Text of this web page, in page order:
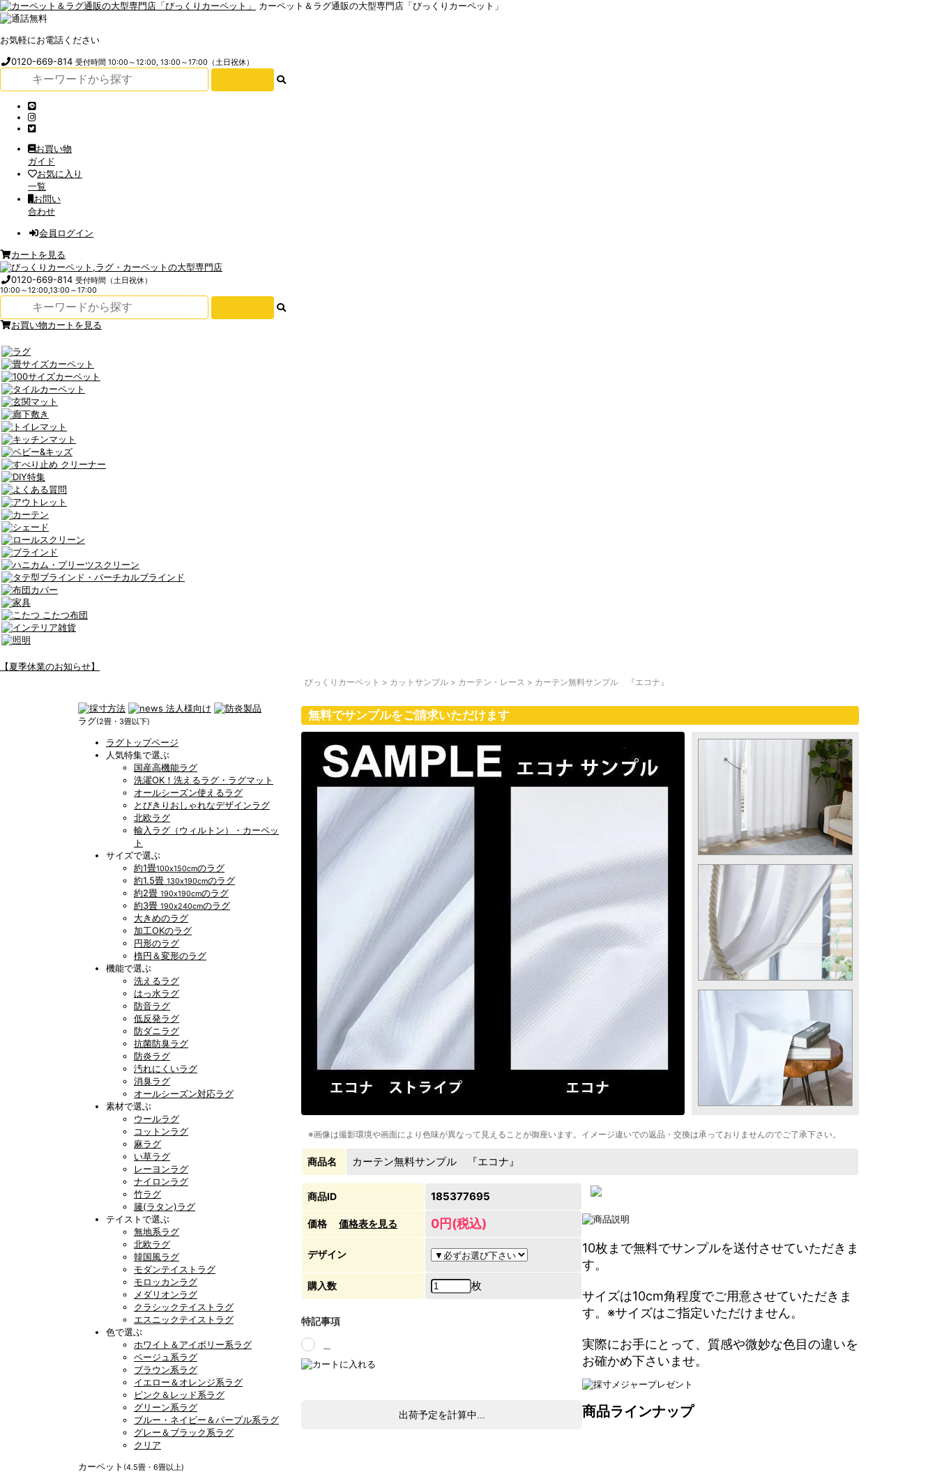
カーペット＆ラグ通販の大型専門店「びっくりカーペット」
お気軽にお電話ください
0120-669-814受付時間 10:00～12:00, 13:00～17:00（土日祝休）
お買い物
ガイド
お気に入り
一覧
お問い
合わせ
会員ログイン
カートを見る
0120-669-814受付時間（土日祝休）
10:00～12:00,13:00～17:00
お買い物カートを見る
【夏季休業のお知らせ】
ラグ(2畳・3畳以下)
ラグトップページ
人気特集で選ぶ
国産高機能ラグ
洗濯OK！洗えるラグ・ラグマット
オールシーズン使えるラグ
とびきりおしゃれなデザインラグ
北欧ラグ
輸入ラグ（ウィルトン）・カーペッ
ト
サイズで選ぶ
約1畳100x150cmのラグ
約1.5畳 130x190cmのラグ
約2畳 190x190cmのラグ
約3畳 190x240cmのラグ
大きめのラグ
加工OKのラグ
円形のラグ
楕円＆変形のラグ
機能で選ぶ
洗えるラグ
はっ水ラグ
防音ラグ
低反発ラグ
防ダニラグ
抗菌防臭ラグ
防炎ラグ
汚れにくいラグ
消臭ラグ
オールシーズン対応ラグ
素材で選ぶ
ウールラグ
コットンラグ
麻ラグ
い草ラグ
レーヨンラグ
ナイロンラグ
竹ラグ
籐(ラタン)ラグ
テイストで選ぶ
無地系ラグ
北欧ラグ
韓国風ラグ
モダンテイストラグ
モロッカンラグ
メダリオンラグ
クラシックテイストラグ
エスニックテイストラグ
色で選ぶ
ホワイト＆アイボリー系ラグ
ベージュ系ラグ
ブラウン系ラグ
イエロー＆オレンジ系ラグ
ピンク＆レッド系ラグ
グリーン系ラグ
ブルー・ネイビー＆パープル系ラグ
グレー＆ブラック系ラグ
クリア
カーペット (4.5畳・6畳以上)
びっくりカーペット > カットサンプル > カーテン・レース > カーテン無料サンプル 『エコナ』
無料でサンプルをご請求いただけます
※画像は撮影環境や画面により色味が異なって見えることが御座います。イメージ違いでの返品・交換は承っておりませんのでご了承下さい。
商品名 カーテン無料サンプル 『エコナ』
商品ID 185377695
価格 価格表を見る 0円(税込)
デザイン
購入数 枚
特記事項
出荷予定を計算中...
10枚まで無料でサンプルを送付させていただきま
す。
サイズは10cm角程度でご用意させていただきま
す。※サイズはご指定いただけません。
実際にお手にとって、質感や微妙な色目の違いを
お確かめ下さいませ。
商品ラインナップ